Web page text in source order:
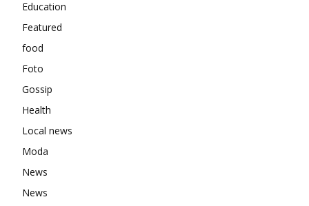
Education
Featured
food
Foto
Gossip
Health
Local news
Moda
News
News